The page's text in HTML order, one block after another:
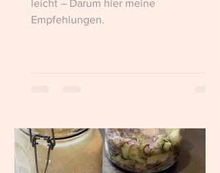
leicht – Darum hier meine
Empfehlungen.